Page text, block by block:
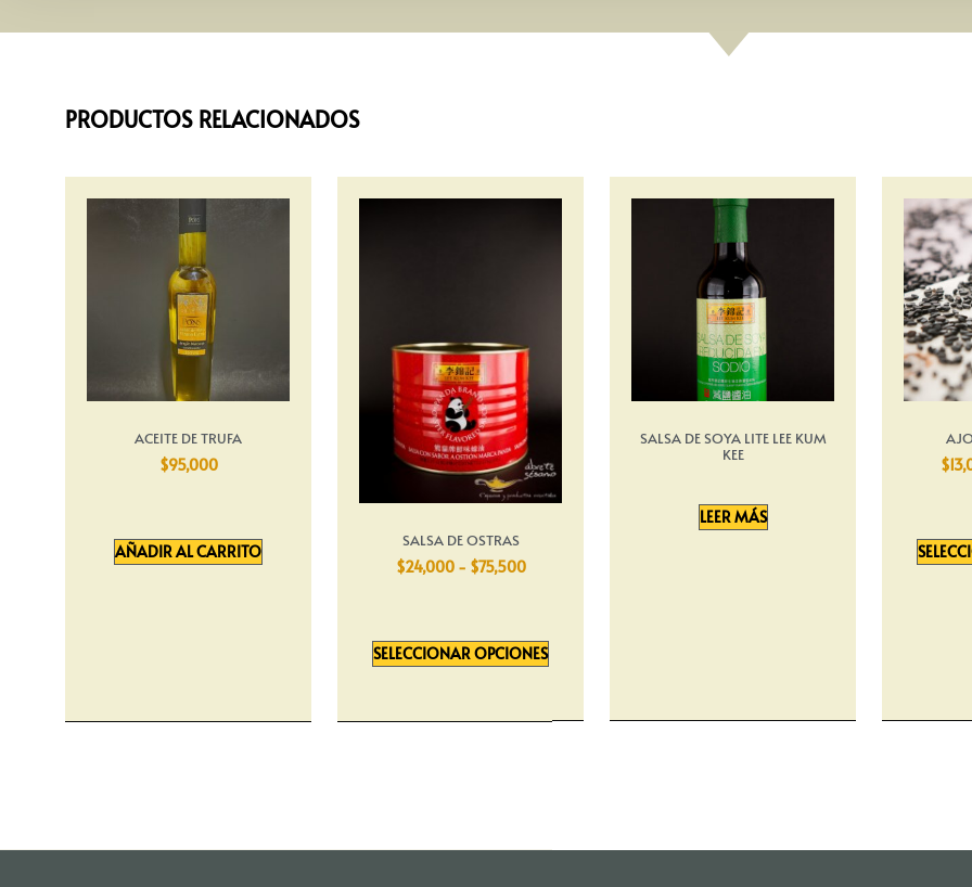
PRODUCTOS RELACIONADOS
ACEITE DE TRUFA
$95,000
AÑADIR AL CARRITO
SALSA DE OSTRAS
$24,000 - $75,500
SELECCIONAR OPCIONES
SALSA DE SOYA LITE LEE KUM
KEE
LEER MÁS
$